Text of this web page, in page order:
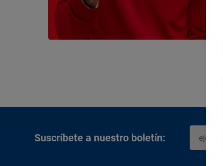
Suscríbete a nuestro boletín: